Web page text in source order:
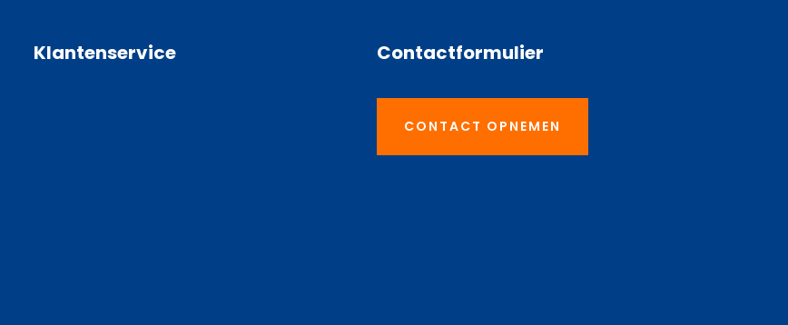
Klantenservice Contactformulier
CONTACT OPNEMEN